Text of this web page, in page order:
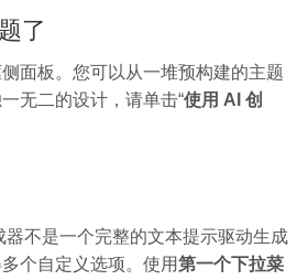
了
面板。您可以从一堆预构建的主题
无二的设计，请单击“使用 AI 创
器不是一个完整的文本提示驱动生成
个自定义选项。使用第一个下拉菜